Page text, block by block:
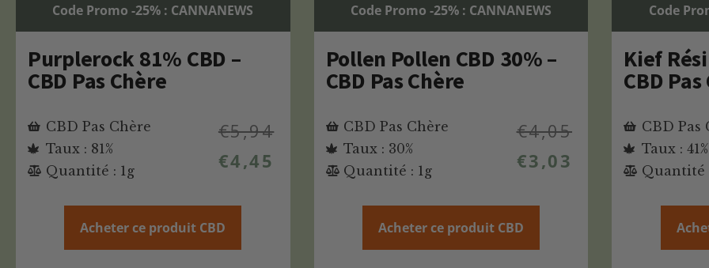
Code Promo -25% : CANNANEWS
Purplerock 81% CBD –
CBD Pas Chère
CBD Pas Chère
Taux : 81%
Quantité : 1g
€5,94
€4,45
Acheter ce produit CBD
Code Promo -25% : CANNANEWS
Pollen Pollen CBD 30% –
CBD Pas Chère
CBD Pas Chère
Taux : 30%
Quantité : 1g
€4,05
€3,03
Acheter ce produit CBD
Code
Kief
CBD
CBD Pas
Taux : 41%
Quantité